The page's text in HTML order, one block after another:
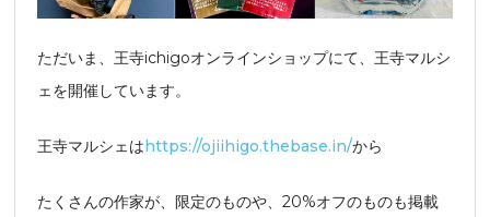
ただいま、王寺ichigoオンラインショップにて、王寺マルシ
ェを開催しています。
王寺マルシェはhttps://ojiihigo.thebase.in/から
たくさんの作家が、限定のものや、20%オフのものも掲載